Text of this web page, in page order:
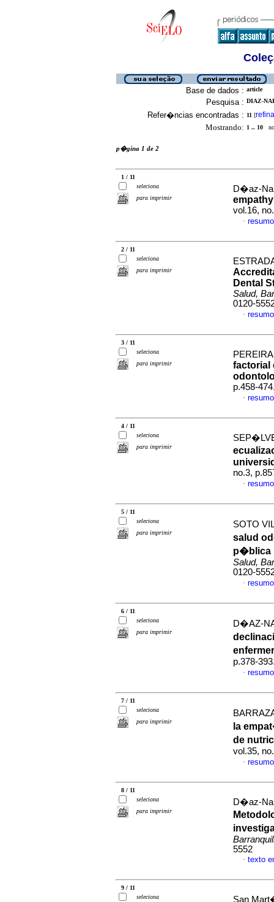
Base de dados : article
Pesquisa : DIAZ-
Refer�ncias encontradas : 11 [
Mostrando: 1 .. 10
p�gina 1 de 2
1 / 11
seleciona
para imprimir
D�az-
vol.16,
·
2 / 11
seleciona
para imprimir
Dental
Salud,
0120-
·
3 / 11
seleciona
para imprimir
factorial
p.458-
·
4 / 11
seleciona
para imprimir
no.3,
·
5 / 11
seleciona
para imprimir
SOTO
salud
p�blica
Salud,
0120-
·
6 / 11
seleciona
para imprimir
D�AZ-
p.378-
·
7 / 11
seleciona
para imprimir
la
de
vol.35,
·
8 / 11
seleciona
para imprimir
D�az-
5552
· texto
9 / 11
seleciona
San